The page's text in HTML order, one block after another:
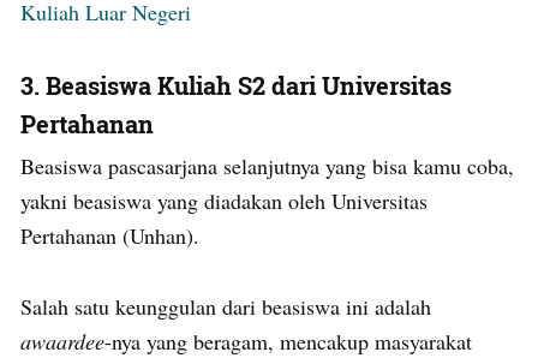
Kuliah Luar Negeri
3.Beasiswa Kuliah S2 dari Universitas
Pertahanan
Beasiswa pascasarjana selanjutnya yang bisa kamu coba,
yakni beasiswa yang diadakan oleh Universitas
Pertahanan (Unhan).
Salah satu keunggulan dari beasiswa ini adalah
awaardee-nya yang beragam, mencakup masyarakat